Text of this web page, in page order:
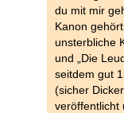
du mit mir
Kanon
unsterbliche
und „Die
seitdem gut
(sicher
veröffentlicht